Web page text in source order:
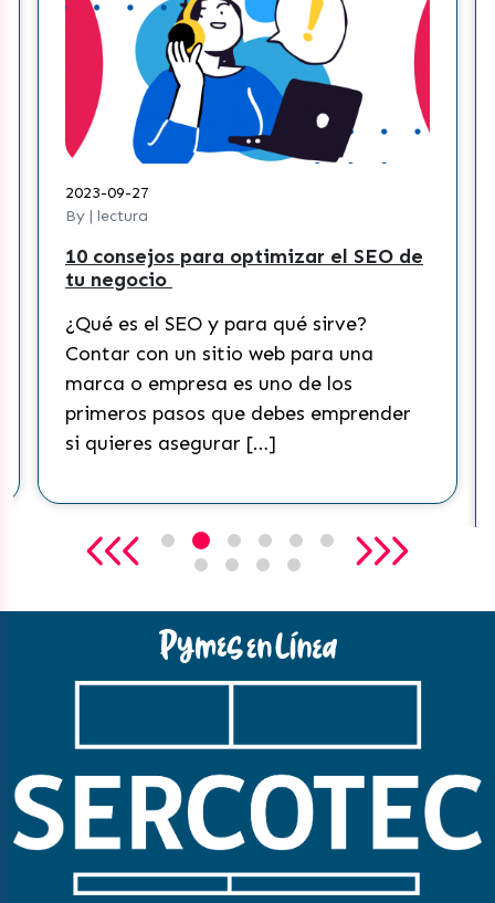
2023-09-27
By | lectura
10 consejos para optimizar el SEO de
tu negocio
¿Qué es el SEO y para qué sirve?
Contar con un sitio web para una
marca o empresa es uno de los
primeros pasos que debes emprender
si quieres asegurar […]